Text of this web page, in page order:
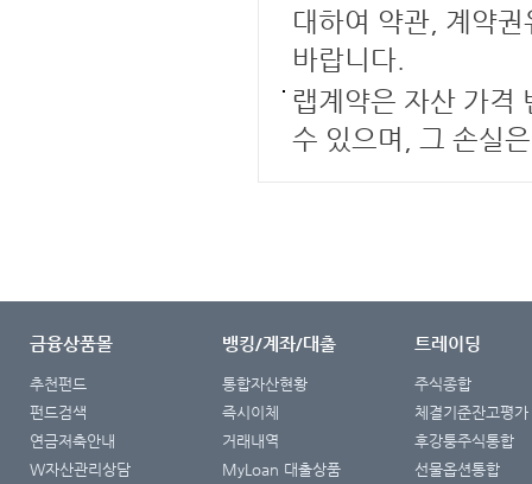
대하여 약관, 계약
바랍니다.
랩계약은 자산 가격
수 있으며, 그 손실
금융상품몰
추천펀드
펀드검색
연금저축안내
W자산관리상담
뱅킹/계좌/대출
통합자산현황
즉시이체
거래내역
MyLoan 대출상품
트레이딩
주식종합
체결기준잔고평가
후강퉁주식통합
선물옵션통합